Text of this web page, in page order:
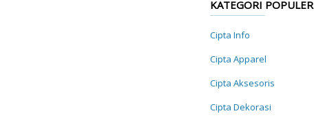
KATEGORI POPULER
Cipta Info
Cipta Apparel
Cipta Aksesoris
Cipta Dekorasi